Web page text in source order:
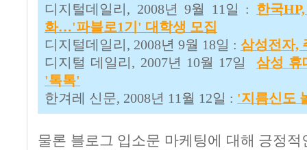
디지털데일리 , 2008년 9월 11일 : 한국
화…'파블로1기' 대학생 모집
디지털데일리 , 2008년 9월 18일 : 삼성전자,
디지털 데일리 , 2007년 10월 17일 삼성 휴
'톡톡'
한겨레 신문, 2008년 11월 12일 : '지름신도
물론 블로그 입소문 마케팅에 대해 긍정